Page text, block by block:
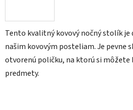
Tento kvalitný kovový nočný stolík
našim kovovým posteliam. Je pevne
otvorenú poličku, na ktorú si
predmety.